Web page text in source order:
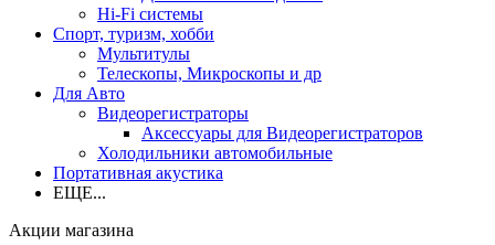
Hi-Fi системы
Спорт, туризм, хобби
Мультитулы
Телескопы, Микроскопы и др
Для Авто
Видеорегистраторы
Аксессуары для Видеорегистраторов
Холодильники автомобильные
Портативная акустика
ЕЩЕ...
Акции магазина